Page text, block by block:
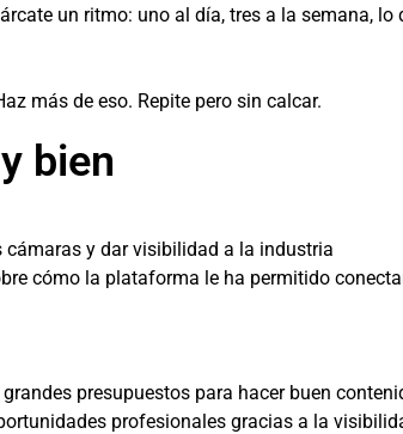
un ritmo: uno al día, tres a la semana, lo
más de eso. Repite pero sin calcar.
bien
y dar visibilidad a la industria
cómo la plataforma le ha permitido
presupuestos para hacer buen
profesionales gracias a la